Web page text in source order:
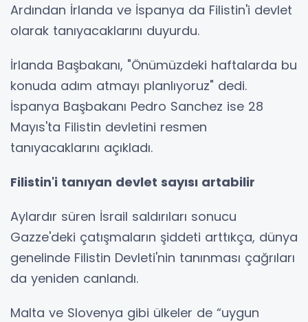
Ardından İrlanda ve İspanya da Filistin'i devlet
olarak tanıyacaklarını duyurdu.
İrlanda Başbakanı, "Önümüzdeki haftalarda bu
konuda adım atmayı planlıyoruz" dedi.
İspanya Başbakanı Pedro Sanchez ise 28
Mayıs'ta Filistin devletini resmen
tanıyacaklarını açıkladı.
Filistin'i tanıyan devlet sayısı artabilir
Aylardır süren İsrail saldırıları sonucu
Gazze'deki çatışmaların şiddeti arttıkça, dünya
genelinde Filistin Devleti'nin tanınması çağrıları
da yeniden canlandı.
Malta ve Slovenya gibi ülkeler de “uygun